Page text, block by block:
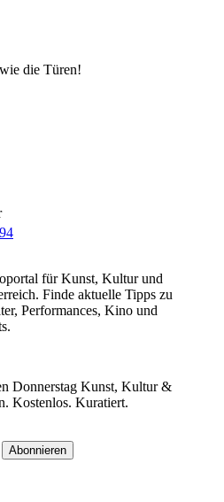
die Türen!
AG
für Kunst, Kultur und
Finde aktuelle Tipps zu
Performances, Kino und
Donnerstag Kunst, Kultur &
Kostenlos. Kuratiert.
Abonnieren